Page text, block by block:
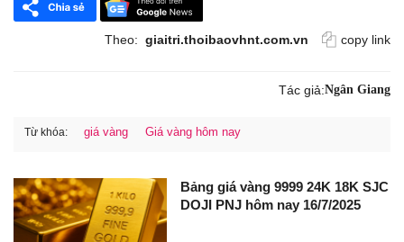
Theo: giaitri.thoibaovhnt.com.vn copy link
Tác giả:Ngân Giang
Từ khóa: giá vàng Giá vàng hôm nay
Bảng giá vàng 9999 24K 18K SJC
DOJI PNJ hôm nay 16/7/2025